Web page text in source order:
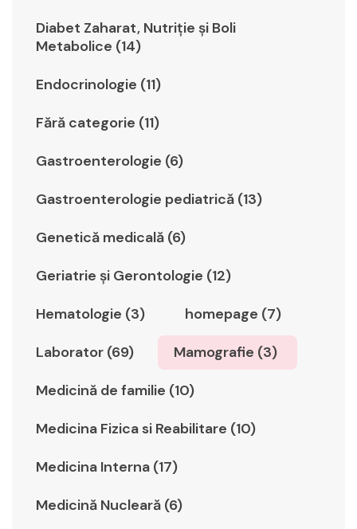
Diabet Zaharat, Nutriţie şi Boli
Metabolice (14)
Endocrinologie (11)
Fără categorie (11)
Gastroenterologie (6)
Gastroenterologie pediatrică (13)
Genetică medicală (6)
Geriatrie şi Gerontologie (12)
Hematologie (3)
homepage (7)
Laborator (69)
Mamografie (3)
Medicină de familie (10)
Medicina Fizica si Reabilitare (10)
Medicina Interna (17)
Medicină Nucleară (6)